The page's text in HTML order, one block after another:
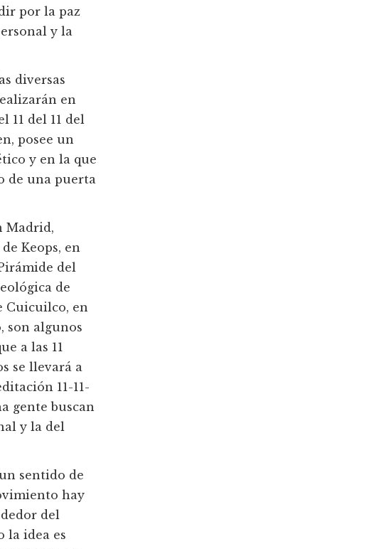
por la paz
y la
diversas
en
11 del 11 del
posee un
y en la que
de una puerta
Madrid,
Keops, en
del
de
Cuicuilco, en
son algunos
a las 11
se llevará a
11-11-
gente buscan
y la del
sentido de
hay
del
la idea es